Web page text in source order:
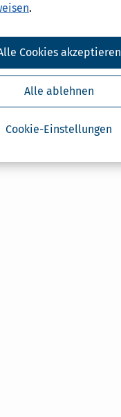
.
Cookie-Einstellungen
Alle ablehnen
Cookies akzeptieren
kostenlosen Newsletter
kann ich jederzeit durch
Newsletters widerrufen.